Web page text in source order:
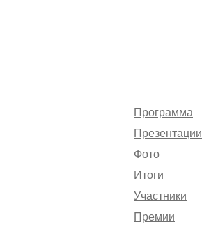
Программа
Презентации
Фото
Итоги
Участники
Премии